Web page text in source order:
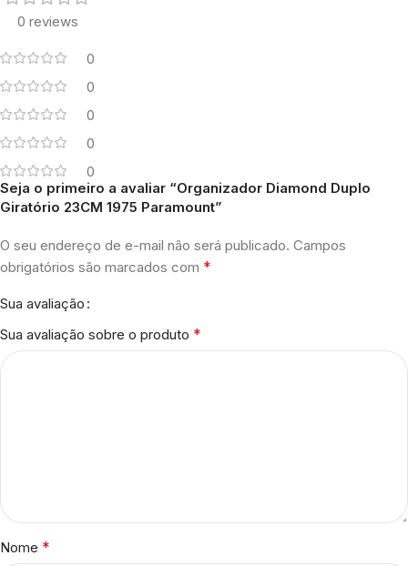
0 reviews
0
0
0
0
0
Seja o primeiro a avaliar “Organizador Diamond Duplo
Giratório 23CM 1975 Paramount”
O seu endereço de e-mail não será publicado. Campos
obrigatórios são marcados com *
Sua avaliação
Sua avaliação sobre o produto *
Nome *